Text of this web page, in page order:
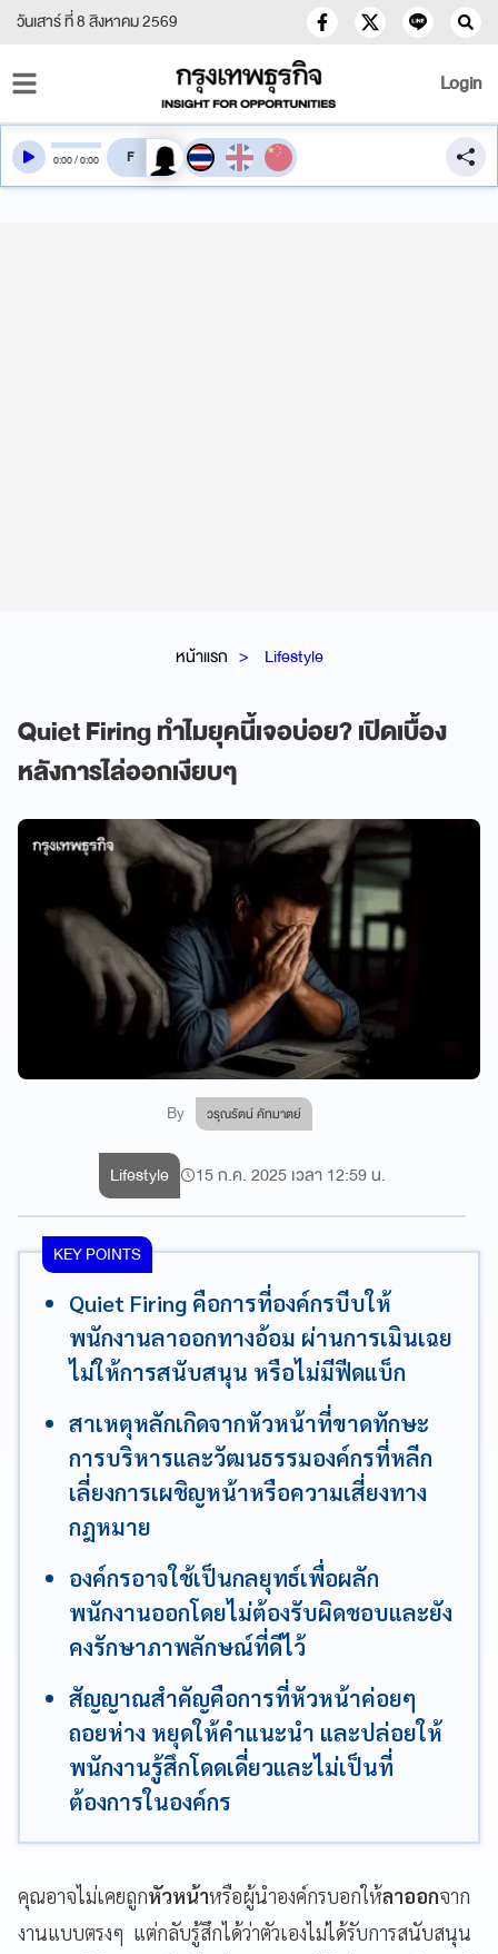
วันเสาร์ ที่ 8 สิงหาคม 2569
Login
หน้าแรก Lifestyle
Quiet Firing ทำไมยุคนี้เจอบ่อย? เปิดเบื้อง
หลังการไล่ออกเงียบๆ
By วรุณรัตน์ คัทมาตย์
0:00/0:00 สลับเสียงอ่าน
Lifestyle 15 ก.ค. 2025 เวลา 12:59 น.
KEY POINTS
Quiet Firing คือการที่องค์กรบีบให้
พนักงานลาออกทางอ้อม ผ่านการเมินเฉย
ไม่ให้การสนับสนุน หรือไม่มีฟีดแบ็ก
สาเหตุหลักเกิดจากหัวหน้าที่ขาดทักษะ
การบริหารและวัฒนธรรมองค์กรที่หลีก
เลี่ยงการเผชิญหน้าหรือความเสี่ยงทาง
กฎหมาย
องค์กรอาจใช้เป็นกลยุทธ์เพื่อผลัก
พนักงานออกโดยไม่ต้องรับผิดชอบและยัง
คงรักษาภาพลักษณ์ที่ดีไว้
สัญญาณสำคัญคือการที่หัวหน้าค่อยๆ
ถอยห่าง หยุดให้คำแนะนำ และปล่อยให้
พนักงานรู้สึกโดดเดี่ยวและไม่เป็นที่
ต้องการในองค์กร
คุณอาจไม่เคยถูกหัวหน้าหรือผู้นำองค์กรบอกให้ลาออกจาก
งานแบบตรงๆ แต่กลับรู้สึกได้ว่าตัวเองไม่ได้รับการสนับสนุน